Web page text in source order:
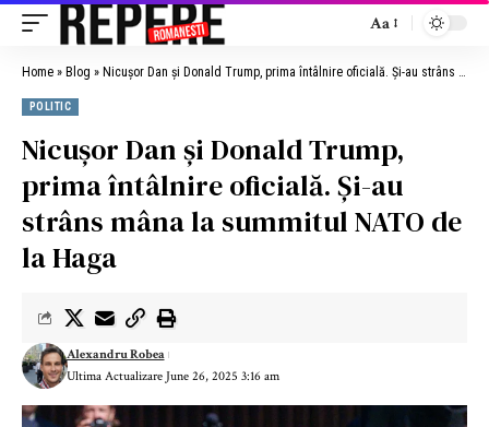
Aa
Home » Blog » Nicușor Dan și Donald Trump, prima întâlnire oficială. Și-au strâns mâna la summitul NATO de la Haga
POLITIC
Nicușor Dan și Donald Trump,
prima întâlnire oficială. Și-au
strâns mâna la summitul NATO de
la Haga
Ultima Actualizare June 26, 2025 3:16 am
Alexandru Robea